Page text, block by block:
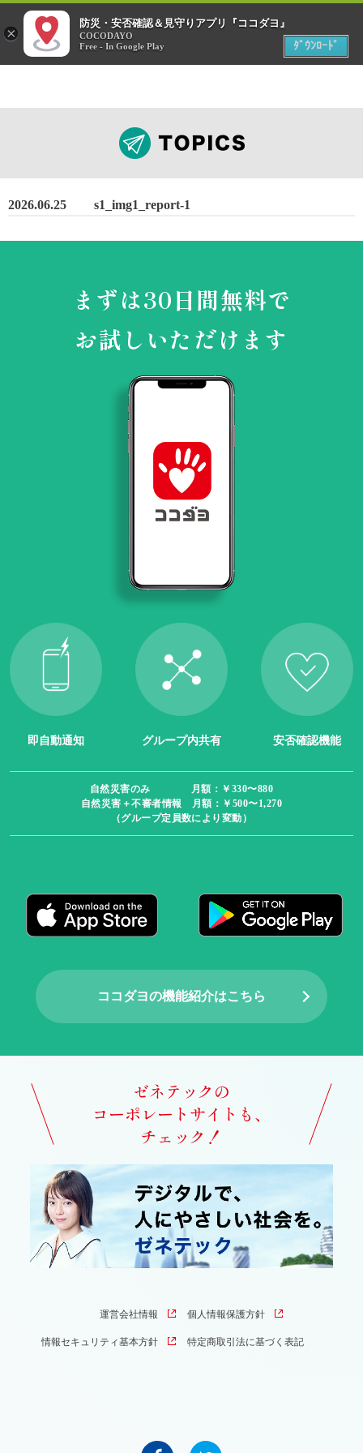
災害時
MENU
2026.06.25 s1_img1_report-1
まずは30日間無料で
お試しいただけます
即自動通知 グループ内共有 安否確認機能
自然災害のみ 月額：￥330〜880
自然災害＋不審者情報 月額：￥500〜1,270
（グループ定員数により変動）
ココダヨの機能紹介はこちら
ゼネテックの
コーポレートサイトも、
チェック！
運営会社情報 個人情報保護方針
情報セキュリティ基本方針 特定商取引法に基づく表記
×
防災・安否確認＆見守りアプリ『ココダヨ』
COCODAYO
Free - In Google Play
ﾀﾞｳﾝﾛｰﾄﾞ